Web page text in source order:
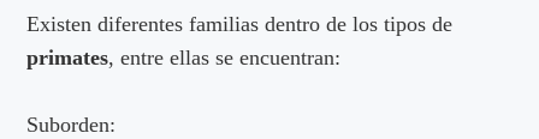
Existen diferentes familias dentro de los tipos de
primates, entre ellas se encuentran:
Suborden: